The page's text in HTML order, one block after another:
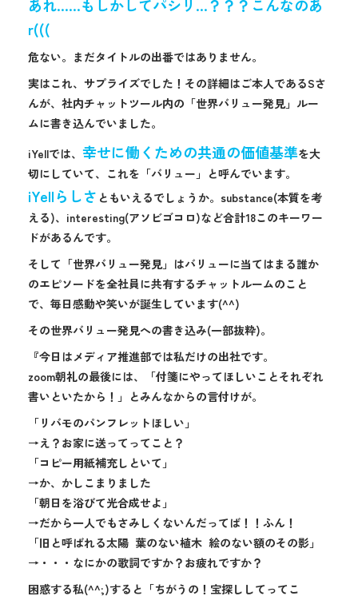
あれ……もしかしてパシリ…？？？こんなのあ
r(((
危ない。まだタイトルの出番ではありません。
実はこれ、サプライズでした！その詳細はご本人であるSさ
んが、社内チャットツール内の「世界バリュー発見」ルー
ムに書き込んでいました。
iYellでは、幸せに働くための共通の価値基準を大
切にしていて、これを「バリュー」と呼んでいます。
iYellらしさ ともいえるでしょうか。substance(本質を考
える)、interesting(アソビゴコロ)など合計18このキーワー
ドがあるんです。
そして「世界バリュー発見」はバリューに当てはまる誰か
のエピソードを全社員に共有するチャットルームのこと
で、毎日感動や笑いが誕生しています(^^)
その世界バリュー発見への書き込み(一部抜粋)。
『今日はメディア推進部では私だけの出社です。
zoom朝礼の最後には、「付箋にやってほしいことそれぞれ
書いといたから！」とみんなからの言付けが。
「リバモのパンフレットほしい」
→え？お家に送ってってこと？
「コピー用紙補充しといて」
→か、かしこまりました
「朝日を浴びて光合成せよ」
→だから一人でもさみしくないんだってば！！ふん！
「旧と呼ばれる太陽 葉のない植木 絵のない額のその影」
→・・・なにかの歌詞ですか？お疲れですか？
困惑する私(^^;)すると「ちがうの！宝探ししてってこ